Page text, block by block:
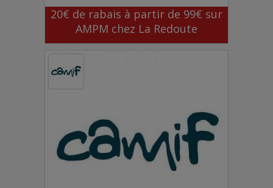
20€ de rabais à partir de 99€ sur
AMPM chez La Redoute